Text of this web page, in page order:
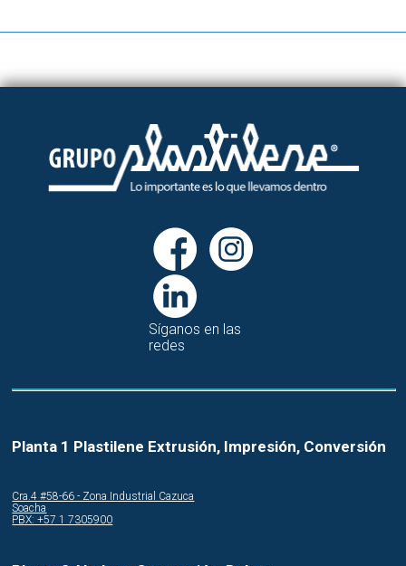
Síganos en las
redes
Planta 1 Plastilene Extrusión, Impresión, Conversión
Cra.4 #58-66 - Zona Industrial Cazuca
Soacha
PBX: +57 1 7305900